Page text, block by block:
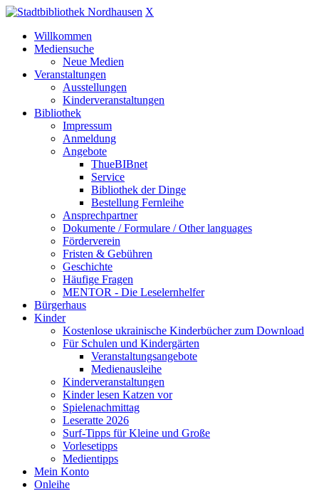
X
Willkommen
Mediensuche
Neue Medien
Veranstaltungen
Ausstellungen
Kinderveranstaltungen
Bibliothek
Impressum
Anmeldung
Angebote
ThueBIBnet
Service
Bibliothek der Dinge
Bestellung Fernleihe
Ansprechpartner
Dokumente / Formulare / Other languages
Förderverein
Fristen & Gebühren
Geschichte
Häufige Fragen
MENTOR - Die Leselernhelfer
Bürgerhaus
Kinder
Kostenlose ukrainische Kinderbücher zum Download
Für Schulen und Kindergärten
Veranstaltungsangebote
Medienausleihe
Kinderveranstaltungen
Kinder lesen Katzen vor
Spielenachmittag
Leseratte 2026
Surf-Tipps für Kleine und Große
Vorlesetipps
Medientipps
Mein Konto
Onleihe